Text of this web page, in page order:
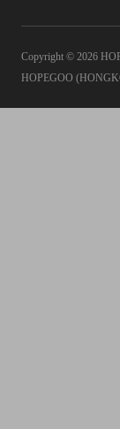
Copyright © 2026
HOPEGOO